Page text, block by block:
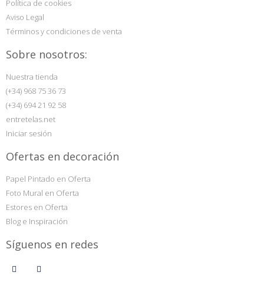
Política de cookies
Aviso Legal
Términos y condiciones de venta
Sobre nosotros:
Nuestra tienda
(+34) 968 75 36 73
(+34) 694 21 92 58
entretelas.net
Iniciar sesión
Ofertas en decoración
Papel Pintado en Oferta
Foto Mural en Oferta
Estores en Oferta
Blog e Inspiración
Síguenos en redes